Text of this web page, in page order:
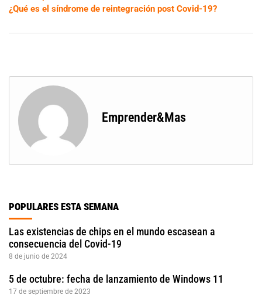
¿Qué es el síndrome de reintegración post Covid-19?
Emprender&Mas
POPULARES ESTA SEMANA
Las existencias de chips en el mundo escasean a
consecuencia del Covid-19
8 de junio de 2024
5 de octubre: fecha de lanzamiento de Windows 11
17 de septiembre de 2023